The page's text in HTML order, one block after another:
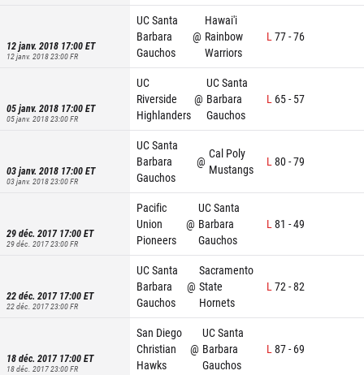
12 janv. 2018 17:00ET
12 janv. 2018 23:00FR
UC Santa
Barbara
Gauchos
@
Hawai'i
Rainbow
Warriors
L77-76
05 janv. 2018 17:00ET
05 janv. 2018 23:00FR
UC
Riverside
Highlanders
@
UC Santa
Barbara
Gauchos
L 65- 57
03 janv. 2018 17:00ET
03 janv. 2018 23:00FR
UC Santa
Barbara
Gauchos
@
Cal Poly
Mustangs
L80-79
29 déc. 2017 17:00ET
29 déc. 2017 23:00FR
Pacific
Union
Pioneers
@
UC Santa
Barbara
Gauchos
L81 -49
22 déc. 2017 17:00ET
22 déc. 2017 23:00FR
UC Santa
Barbara
Gauchos
@
Sacramento
State
Hornets
L72-82
18 déc. 2017 17:00ET
18 déc. 2017 23:00FR
San Diego
Christian
Hawks
@
UC Santa
Barbara
Gauchos
L87- 69